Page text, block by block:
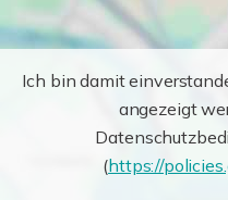
Ich bin damit
angezeigt
(https://